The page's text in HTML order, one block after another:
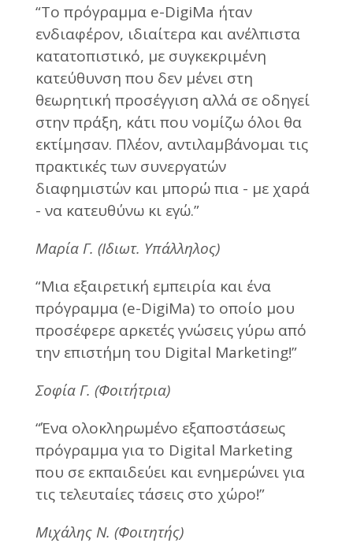
“Tο πρόγραμμα e-DigiMa ήταν
ενδιαφέρον, ιδιαίτερα και ανέλπιστα
κατατοπιστικό, με συγκεκριμένη
κατεύθυνση που δεν μένει στη
θεωρητική προσέγγιση αλλά σε οδηγεί
στην πράξη, κάτι που νομίζω όλοι θα
εκτίμησαν. Πλέον, αντιλαμβάνομαι τις
πρακτικές των συνεργατών
διαφημιστών και μπορώ πια - με χαρά
- να κατευθύνω κι εγώ.”
Μαρία Γ. (Ιδιωτ. Υπάλληλος)
“Μια εξαιρετική εμπειρία και ένα
πρόγραμμα (e-DigiMa) το οποίο μου
προσέφερε αρκετές γνώσεις γύρω από
την επιστήμη του Digital Marketing!”
Σοφία Γ. (Φοιτήτρια)
“Ένα ολοκληρωμένο εξαποστάσεως
πρόγραμμα για το Digital Marketing
που σε εκπαιδεύει και ενημερώνει για
τις τελευταίες τάσεις στο χώρο!”
Μιχάλης Ν. (Φοιτητής)